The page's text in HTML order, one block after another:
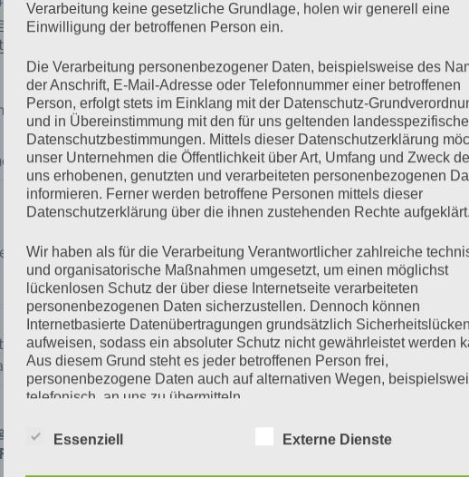
frankfurt.de
www.uni-frankfurt.de
Wolfgang Goethe-Universität ist eine Stiftung des öffentlichen
Vertreter: Präsident Prof. Dr. Enrico Schleiff
Aufsichtsbehörde:
Hessisches Ministerium für
65185 Wiesbaden
Tel: +49 (0) 611 / 32-0
Identifikationsnummer
Umsatzusteuergesetz:
DE 114110511
Gesellschaftlicher Zusammenhal t
am Main
Verarbeitung keine gesetzliche Grundlage, holen wir generell eine
Einwilligung der betroffenen Person ein.
Die Verarbeitung personenbezogener Daten, beispielsweise des
der Anschrift, E-Mail-Adresse oder Telefonnummer einer betroffenen
Person, erfolgt stets im Einklang mit der Datenschutz-
und in Übereinstimmung mit den für uns geltenden
Datenschutzbestimmungen. Mittels dieser Datenschutzerklärung
unser Unternehmen die Öffentlichkeit über Art, Umfang und Zweck
uns erhobenen, genutzten und verarbeiteten personenbezogenen
informieren. Ferner werden betroffene Personen mittels dieser
Datenschutzerklärung über die ihnen zustehenden Rechte aufgeklärt.
Wir haben als für die Verarbeitung Verantwortlicher zahlreiche
und organisatorische Maßnahmen umgesetzt, um einen möglichst
lückenlosen Schutz der über diese Internetseite verarbeiteten
personenbezogenen Daten sicherzustellen. Dennoch können
Internetbasierte Datenübertragungen grundsätzlich Sicherheitslücken
aufweisen, sodass ein absoluter Schutz nicht gewährleistet werden
Aus diesem Grund steht es jeder betroffenen Person frei,
personenbezogene Daten auch auf alternativen Wegen,
telefonisch, an uns zu übermitteln.
Essenziell Externe Dienste